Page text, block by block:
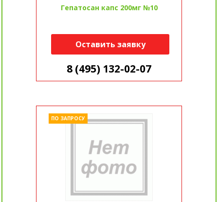
Гепатосан капс 200мг №10
Оставить заявку
8 (495) 132-02-07
ПО ЗАПРОСУ